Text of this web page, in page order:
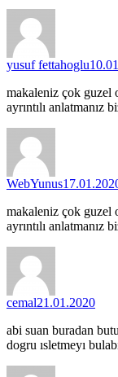
yusuf fettahoglu
makaleniz çok guzel
ayrıntılı anlatmanız
WebYunus
makaleniz çok guzel
ayrıntılı anlatmanız
cemal21.01.2020
abi suan buradan
dogru ısletmeyı